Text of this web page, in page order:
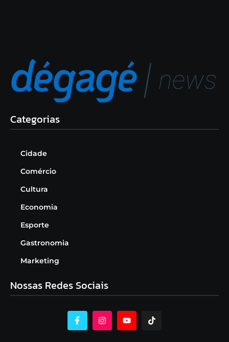
Categorias
Cidade
Comércio
Cultura
Economia
Esporte
Gastronomia
Marketing
Nossas Redes Sociais